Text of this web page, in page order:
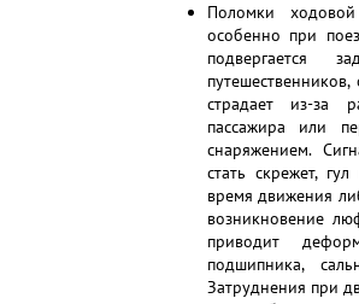
Поломки
особенно при
подвергается
страдает из-за
пассажира или
снаряжением.
стать скрежет,
время движения
возникновение
приводит
подшипника,
Затруднения при